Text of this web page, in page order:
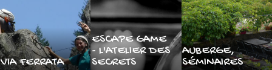
VIA FERRATA
ESCAPE GAME
- L'ATELIER DES
SECRETS
AUBERGE,
SÉMINAIRES